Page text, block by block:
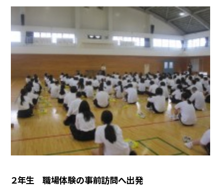
２年生 職場体験の事前訪問へ出発